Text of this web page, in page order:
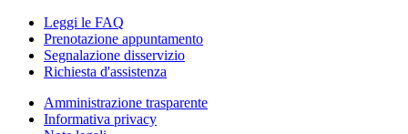
Leggi le FAQ
Prenotazione appuntamento
Segnalazione disservizio
Richiesta d'assistenza
Amministrazione trasparente
Informativa privacy